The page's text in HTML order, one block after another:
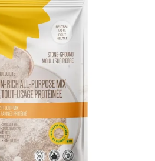
CART
FR
/ DETAILS